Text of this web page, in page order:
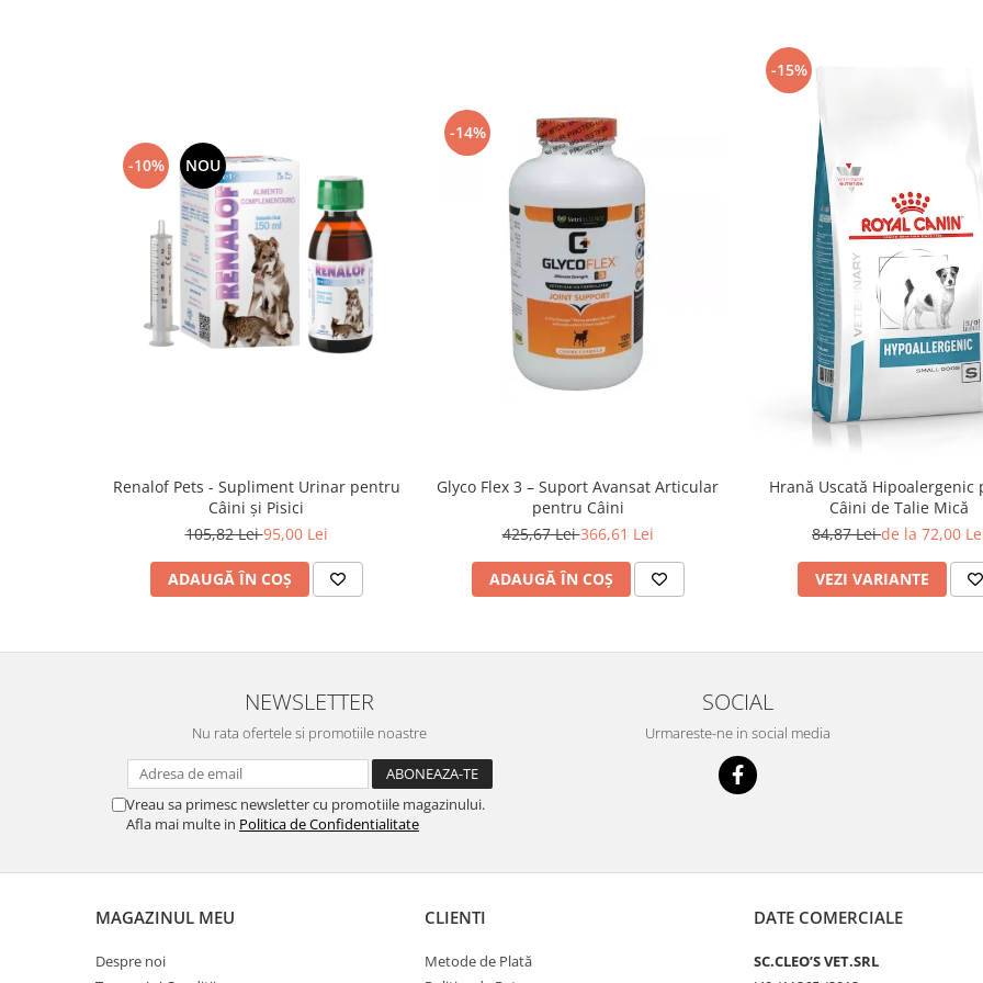
-10% NOU
Renalof Pets - Supliment Urinar pentru
Câini și Pisici
105,82 Lei95,00 Lei
ADAUGĂ ÎN COȘ
-14%
Glyco Flex 3 – Suport Avansat Articular
pentru Câini
425,67 Lei366,61 Lei
ADAUGĂ ÎN COȘ
-15%
Hrană Uscată Hipoalergenic
Câini de Talie Mică
84,87 Leide la 72,00
VEZI VARIANTE
NEWSLETTER
Nu rata ofertele si promotiile noastre
Vreau sa primesc newsletter cu promotiile magazinului.
Afla mai multe in Politica de Confidentialitate
SOCIAL
Urmareste-ne in social media
MAGAZINUL MEU
Despre noi
CLIENTI
Metode de Plată
DATE COMERCIALE
SC.CLEO’S VET.SRL